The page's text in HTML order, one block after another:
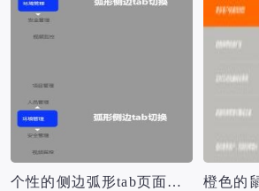
个性的侧边弧形tab页面切换源码